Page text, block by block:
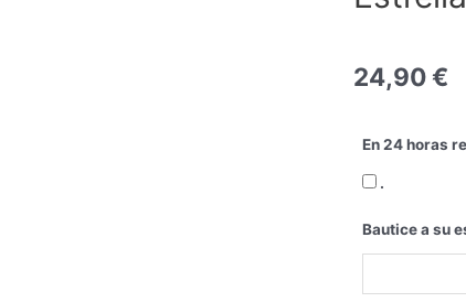
24,90€
En 24 horas
.
Bautice a su